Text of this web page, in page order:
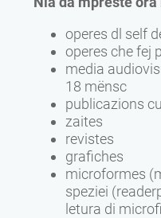
operes dl self
operes che fej
media
18 mënsc
publicazions
zaites
revistes
grafiches
microformes
speziei
letura di